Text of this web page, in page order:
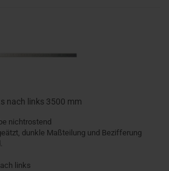
nach links 3500 mm
nichtrostend
dunkle Maßteilung und Bezifferung
links